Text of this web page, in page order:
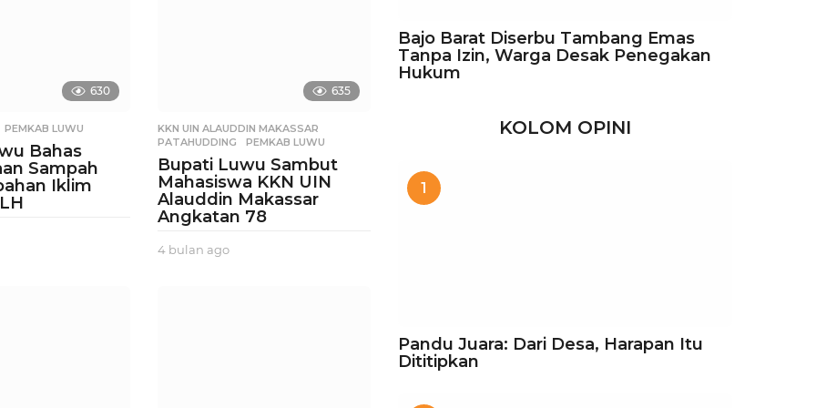
630
,PEMKAB LUWU
Bahas
Sampah
Iklim
635
KKN UIN ALAUDDIN MAKASSAR
PATAHUDDING
,PEMKAB LUWU
Bupati Luwu Sambut
Mahasiswa KKN UIN
Alauddin Makassar
Angkatan 78
4 bulan ago3
Bajo Barat Diserbu Tambang Emas
Tanpa Izin, Warga Desak Penegakan
Hukum
KOLOM OPINI
1
Pandu Juara: Dari Desa, Harapan Itu
Dititipkan